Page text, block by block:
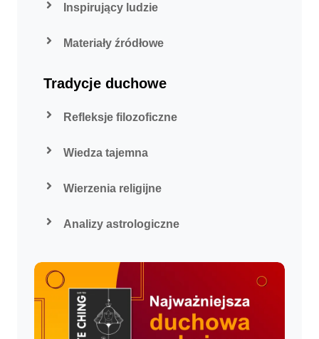
Inspirujący ludzie
Materiały źródłowe
Tradycje duchowe
Refleksje filozoficzne
Wiedza tajemna
Wierzenia religijne
Analizy astrologiczne